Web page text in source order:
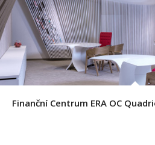
Finanční Centrum ERA OC